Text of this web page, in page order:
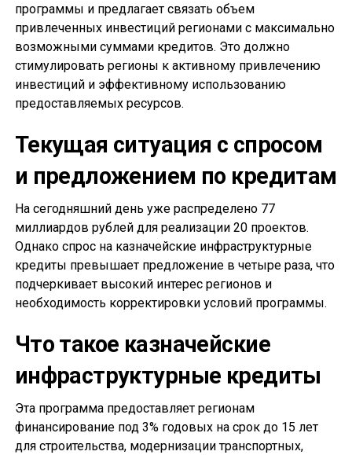
программы и предлагает связать объем
привлеченных инвестиций регионами с максимально
возможными суммами кредитов. Это должно
стимулировать регионы к активному привлечению
инвестиций и эффективному использованию
предоставляемых ресурсов.
Текущая ситуация с спросом
и предложением по кредитам
На сегодняшний день уже распределено 77
миллиардов рублей для реализации 20 проектов.
Однако спрос на казначейские инфраструктурные
кредиты превышает предложение в четыре раза, что
подчеркивает высокий интерес регионов и
необходимость корректировки условий программы.
Что такое казначейские
инфраструктурные кредиты
Эта программа предоставляет регионам
финансирование под 3% годовых на срок до 15 лет
для строительства, модернизации транспортных,